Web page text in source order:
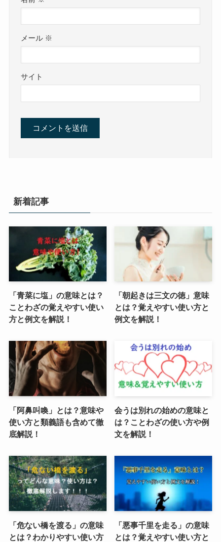
メール ※
サイト
新着記事
「青菜に塩」の意味とは？
ことわざの覚えやすい使い
方と例文を解説！
「朝起きは三文の徳」意味
とは？覚えやすい使い方と
例文を解説！
「阿鼻叫喚」とは？意味や
使い方と類義語も含めて徹
底解説！
会うは別れの始めの意味と
は？ことわざの使い方や例
文を解説！
「危ない橋を渡る」の意味
とは？わかりやすい使い方
「悪事千里を走る」の意味
とは？覚えやすい使い方と